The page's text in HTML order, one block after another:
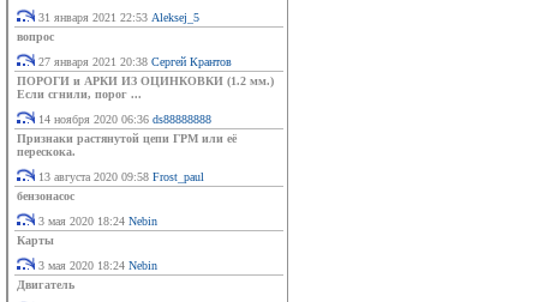
31 января 2021 22:53 Aleksej_5
вопрос
27 января 2021 20:38 Сергей Крантов
ПОРОГИ и АРКИ ИЗ ОЦИНКОВКИ (1.2 мм.)
Если сгнили, порог ...
14 ноября 2020 06:36 ds88888888
Признаки растянутой цепи ГРМ или её
перескока.
13 августа 2020 09:58 Frost_paul
бензонасос
3 мая 2020 18:24 Nebin
Карты
3 мая 2020 18:24 Nebin
Двигатель